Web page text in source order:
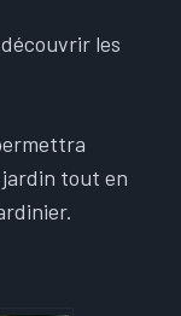
les
tout en